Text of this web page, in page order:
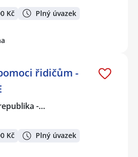
Kč Plný úvazek
řidičům -
-…
Kč Plný úvazek